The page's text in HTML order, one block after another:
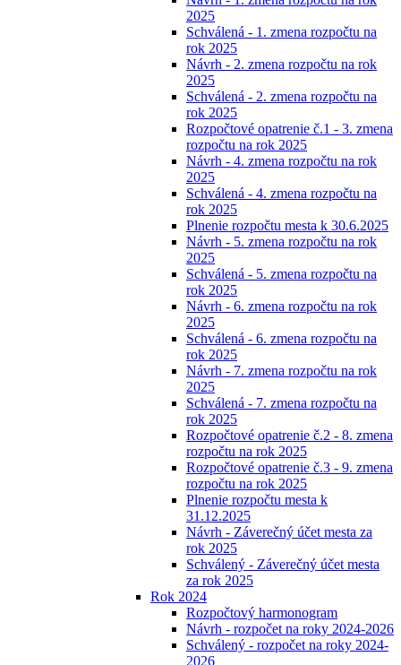
2025
Schválená - 1. zmena rozpočtu na
rok 2025
Návrh - 2. zmena rozpočtu na rok
2025
Schválená - 2. zmena rozpočtu na
rok 2025
Rozpočtové opatrenie č.1 - 3. zmena
rozpočtu na rok 2025
Návrh - 4. zmena rozpočtu na rok
2025
Schválená - 4. zmena rozpočtu na
rok 2025
Plnenie rozpočtu mesta k 30.6.2025
Návrh - 5. zmena rozpočtu na rok
2025
Schválená - 5. zmena rozpočtu na
rok 2025
Návrh - 6. zmena rozpočtu na rok
2025
Schválená - 6. zmena rozpočtu na
rok 2025
Návrh - 7. zmena rozpočtu na rok
2025
Schválená - 7. zmena rozpočtu na
rok 2025
Rozpočtové opatrenie č.2 - 8. zmena
rozpočtu na rok 2025
Rozpočtové opatrenie č.3 - 9. zmena
rozpočtu na rok 2025
Plnenie rozpočtu mesta k
31.12.2025
Návrh - Záverečný účet mesta za
rok 2025
Schválený - Záverečný účet mesta
za rok 2025
Rok 2024
Rozpočtový harmonogram
Návrh - rozpočet na roky 2024-2026
Schválený - rozpočet na roky 2024-
2026